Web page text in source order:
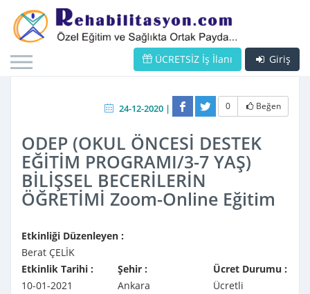
Giriş
ÜCRETSİZ İş İlanı
24-12-2020 | 0 Beğen
ODEP (OKUL ÖNCESİ DESTEK
EĞİTİM PROGRAMI/3-7 YAŞ)
BİLİŞSEL BECERİLERİN
ÖĞRETİMİ Zoom-Online Eğitim
Etkinliği Düzenleyen :
Berat ÇELİK
Etkinlik Tarihi :
10-01-2021
Şehir :
Ankara
Ücret Durumu :
Ücretli